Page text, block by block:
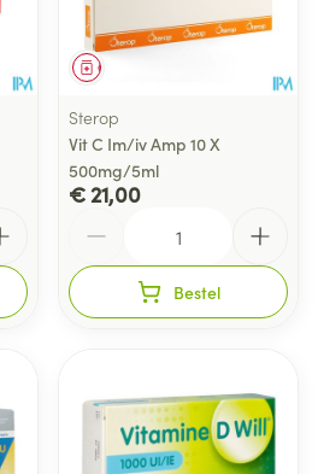
Geneesmiddel
Sterop
Vit C Im/iv Amp 10 X
500mg/5ml
€ 21,00
Bestel